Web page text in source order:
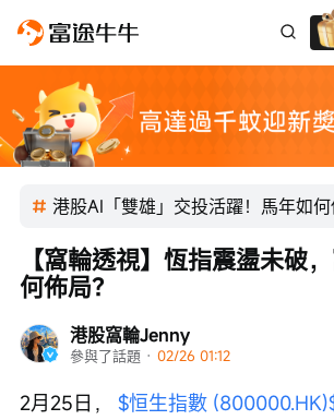
港股AI「雙雄」交投活躍！馬年如何
港股窩輪Jenny
參與了話題 · 02/26 01:12
【窩輪透視】恆指震盪未破
何佈局？
2月25日， $恒生指數